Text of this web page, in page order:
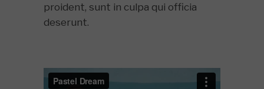
proident, sunt in culpa qui officia
deserunt.